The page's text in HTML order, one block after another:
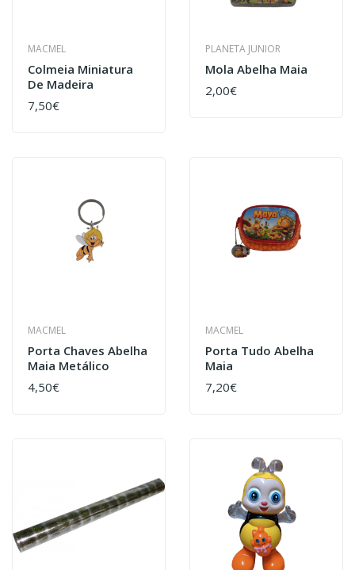
MACMEL
Colmeia Miniatura
De Madeira
7,50€
PLANETA JUNIOR
Mola Abelha Maia
2,00€
MACMEL
Porta Chaves Abelha
Maia Metálico
4,50€
MACMEL
Porta Tudo Abelha
Maia
7,20€